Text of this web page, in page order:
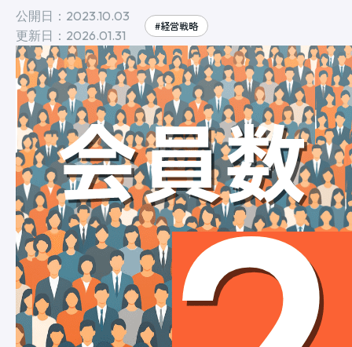
公開日：2023.10.03
更新日：2026.01.31
#経営戦略